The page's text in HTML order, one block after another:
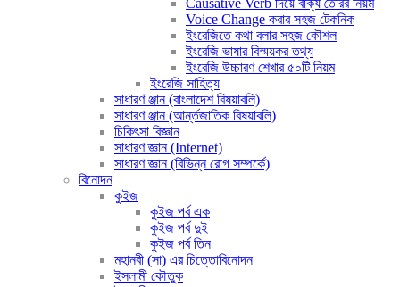
Causative Verb দিয়ে বাক্য তৈরির নিয়ম
Voice Change করার সহজ টেকনিক
ইংরেজিতে কথা বলার সহজ কৌশল
ইংরেজি ভাষার বিস্ময়কর তথ্য
ইংরেজি উচ্চারণ শেখার ৫০টি নিয়ম
ইংরেজি সাহিত্য
সাধারণ ঞ্জান (বাংলাদেশ বিষয়াবলি)
সাধারণ ঞ্জান (আর্ন্তজাতিক বিষয়াবলি)
চিকিৎসা বিজ্ঞান
সাধারণ জ্ঞান (Internet)
সাধারণ জ্ঞান (বিভিন্ন রোগ সম্পর্কে)
বিনোদন
কুইজ
কুইজ পর্ব এক
কুইজ পর্ব দুই
কুইজ পর্ব তিন
মহানবী (সা) এর চিত্তোবিনোদন
ইসলামী কৌতুক